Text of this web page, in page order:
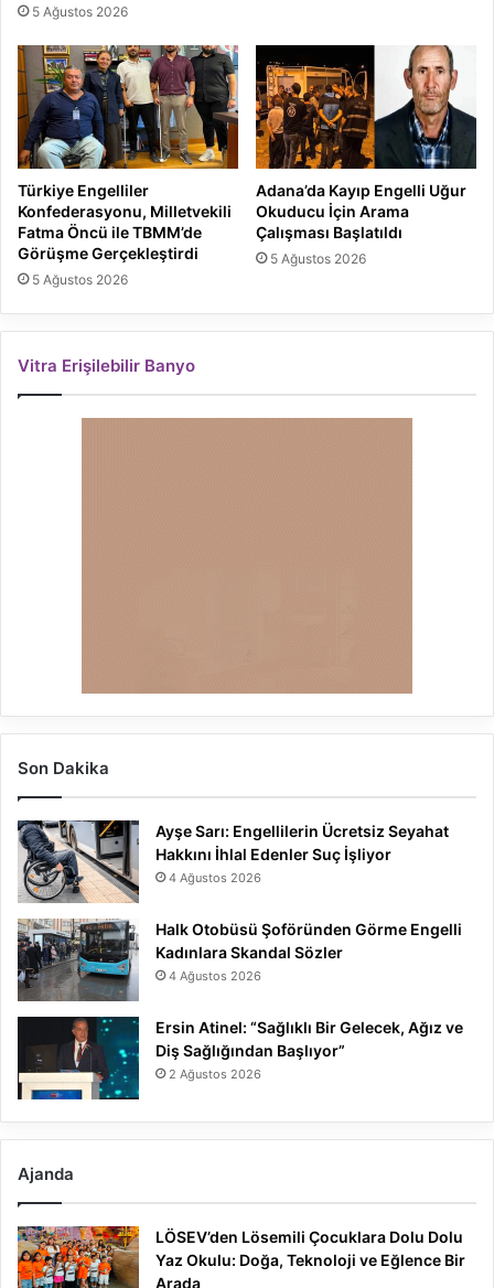
5 Ağustos 2026
Türkiye Engelliler
Konfederasyonu, Milletvekili
Fatma Öncü ile TBMM’de
Görüşme Gerçekleştirdi
5 Ağustos 2026
Adana’da Kayıp Engelli Uğur
Okuducu İçin Arama
Çalışması Başlatıldı
5 Ağustos 2026
Vitra Erişilebilir Banyo
Son Dakika
Ayşe Sarı: Engellilerin Ücretsiz Seyahat
Hakkını İhlal Edenler Suç İşliyor
4 Ağustos 2026
Halk Otobüsü Şoföründen Görme Engelli
Kadınlara Skandal Sözler
4 Ağustos 2026
Ersin Atinel: “Sağlıklı Bir Gelecek, Ağız ve
Diş Sağlığından Başlıyor”
2 Ağustos 2026
Ajanda
LÖSEV’den Lösemili Çocuklara Dolu Dolu
Yaz Okulu: Doğa, Teknoloji ve Eğlence Bir
Arada